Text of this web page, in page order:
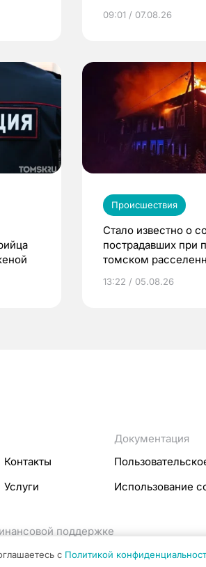
09:01 / 07.08.26
Происшествия
Стало известно о
пострадавших при
томском
13:22 / 05.08.26
Контакты
Услуги
Документация
Использование
поддержке
с Политикой